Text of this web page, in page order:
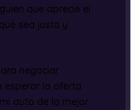
que aprecie el
sea justa y
negociar
esperar la oferta
auto de la mejor